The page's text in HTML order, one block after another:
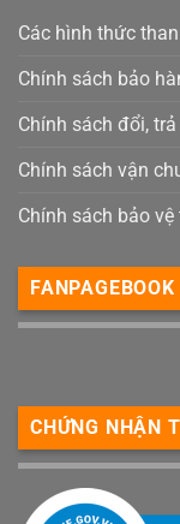
Các hình thức
Chính sách bảo
Chính sách đổi,
Chính sách vận
Chính sách bảo
FANPAGEBOOK
CHỨNG NHẬN